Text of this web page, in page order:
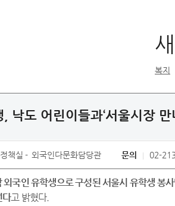
복지
낙도 어린이들과‘서울시장 만
책실 외국인다문화담당관 문의 02-
국인 유학생으로 구성된 서울시 유학생 봉
다고 밝혔다.